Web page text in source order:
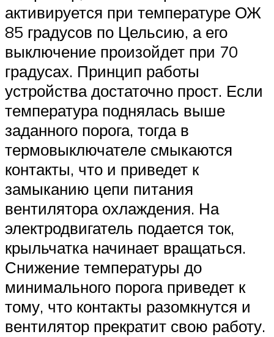
активируется при температуре ОЖ
85 градусов по Цельсию, а его
выключение произойдет при 70
градусах. Принцип работы
устройства достаточно прост. Если
температура поднялась выше
заданного порога, тогда в
термовыключателе смыкаются
контакты, что и приведет к
замыканию цепи питания
вентилятора охлаждения. На
электродвигатель подается ток,
крыльчатка начинает вращаться.
Снижение температуры до
минимального порога приведет к
тому, что контакты разомкнутся и
вентилятор прекратит свою работу.